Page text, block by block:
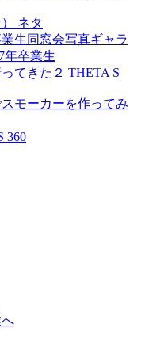
ネタ
生同窓会写真ギャラ
年卒業生
てきた２ THETA S
モーカーを作ってみ
360